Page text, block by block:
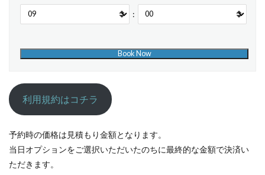
:
利用規約はコチラ
予約時の価格は見積もり金額となります。
当日オプションをご選択いただいたのちに最終的な金額で決済い
ただきます。